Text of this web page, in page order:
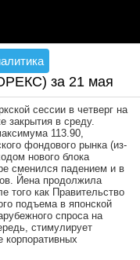
за 21 мая
сессии в четверг на
закрытия в среду.
113.90,
фондового рынка (из-
нового блока
сменился падением и в
Йена продолжила
того как Правительство
подъема в японской
спроса на
стимулирует
корпоративных